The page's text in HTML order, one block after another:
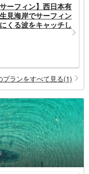
ーフィン】西日本有
見海岸でサーフィン
くる波をキャッチし
プランをすべて見る(1)